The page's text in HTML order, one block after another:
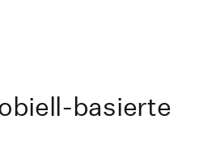
basierte